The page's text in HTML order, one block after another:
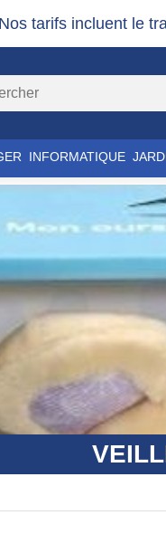
tarifs incluent le
INFORMATIQUE